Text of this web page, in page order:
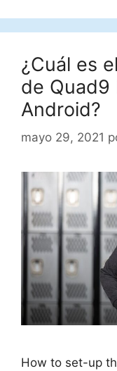
¿Cuál es
de Quad9
Android?
mayo 29, 2021
How to set-up